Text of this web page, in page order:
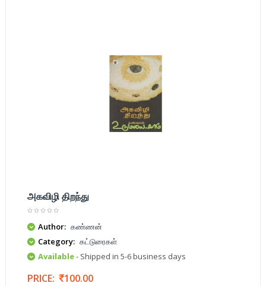
அகவிழி திறந்து
Author: கண்ணன்
Category: கட்டுரைகள்
Available- Shipped in 5-6 business days
PRICE: 100.00